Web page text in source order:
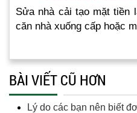
Sửa nhà cải tạo mặt tiền
căn nhà xuống cấp hoặc
BÀI VIẾT CŨ HƠN
Lý do các bạn nên biết